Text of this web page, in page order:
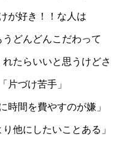
が好き！！な人は
うどんどんこだわって
たらいいと思うけどさ
「片づけ苦手」
時間を費やすのが嫌」
り他にしたいことある」